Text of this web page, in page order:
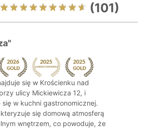
(101)
się w Krościenku nad
ulicy Mickiewicza 12, i
się w kuchni gastronomicznej.
się domową atmosferą
wnętrzem, co powoduje, że